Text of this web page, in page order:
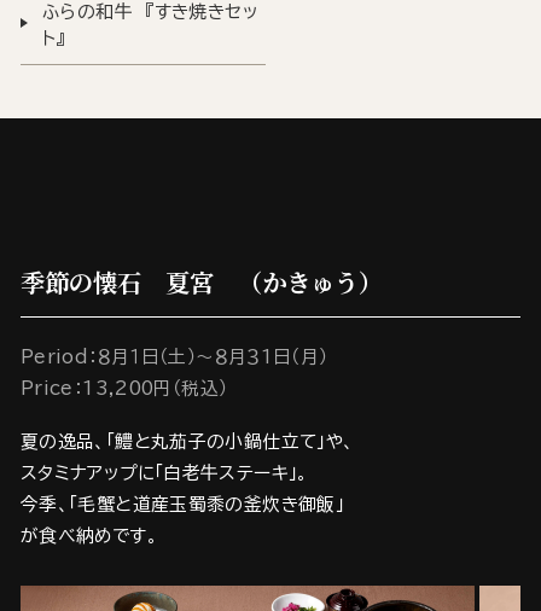
ふらの和牛 『すき焼きセッ
ト』
季節の懐石 夏宮 （かきゅう）
Period：８月１日（土）～８月３1日（月）
Price：13,200円（税込）
夏の逸品、「鱧と丸茄子の小鍋仕立て」や、
スタミナアップに「白老牛ステーキ」。
今季、「毛蟹と道産玉蜀黍の釜炊き御飯」
が食べ納めです。